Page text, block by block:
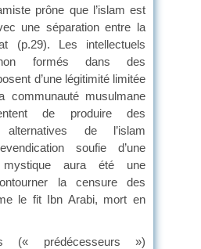
prône que l’islam est
une séparation entre la
(p.29). Les intellectuels
formés dans des
d’une légitimité limitée
communauté musulmane
de produire des
alternatives de l’islam
soufie d’une
mystique aura été une
la censure des
le fit Ibn Arabi, mort en
(« prédécesseurs »)